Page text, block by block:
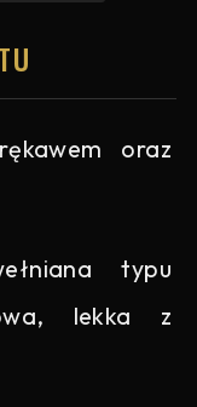
oraz
typu
lekka z